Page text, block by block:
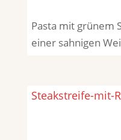
Pasta mit grünem
einer sahnigen
Steakstreife-mit-